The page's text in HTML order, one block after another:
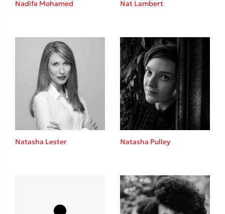
Sebastian Fitzek
Playlist
Nadifa Mohamed Nat Lambert
Natasha Lester Natasha Pulley